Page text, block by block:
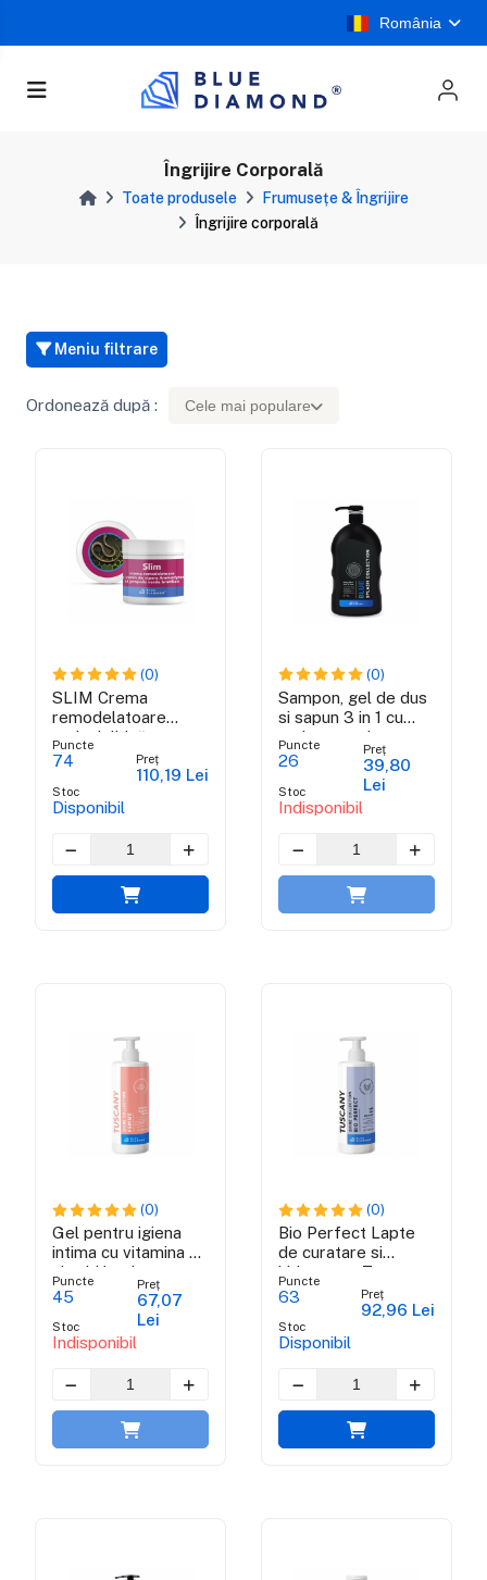
România
Îngrijire Corporală
Toate produsele
Frumusețe & Îngrijire
Îngrijire corporală
Meniu filtrare
Ordonează după : Cele mai populare
(0)
SLIM Crema
remodelatoare
anticelulitică cu
venin de viperă și
propolis verde
brazilian
Puncte
74
Stoc
Disponibil
Preț
110,19 Lei
(0)
Sampon, gel de dus
si sapun 3 in 1 cu
carbune activ -
BLUE SPLASH
COLLECTION
Puncte
26
Stoc
Indisponibil
Preț
39,80
Lei
(0)
Gel pentru igiena
intima cu vitamina E
si acid lactic -
Tuscany Shine
Puncte
45
Stoc
Indisponibil
Preț
67,07
Lei
(0)
Bio Perfect Lapte
de curatare si
hidratare - Tuscany
Shine Collection
Puncte
63
Stoc
Disponibil
Preț
92,96 Lei